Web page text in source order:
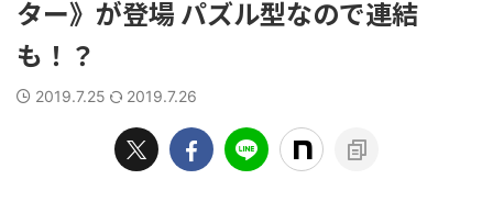
ター》が登場 パズル型なので連結
も！？
2019.7.25 2019.7.26